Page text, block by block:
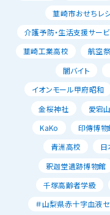
韮崎市おせちレ
介護予防・生活支援サー
韮崎工業高校
航空祭
闇バイト
イオンモール甲府昭和
金桜神社
愛宕
KaKo
印傳博物
青洲高校
日
釈迦堂遺跡博物館
千塚高齢者学級
＃山梨県赤十字血液セ